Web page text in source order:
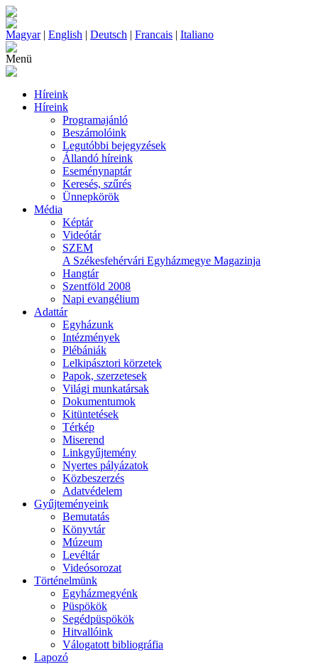
Magyar| English | Deutsch | Francais | Italiano
Menü
Híreink
Híreink
Programajánló
Beszámolóink
Legutóbbi bejegyzések
Állandó híreink
Eseménynaptár
Keresés, szűrés
Ünnepkörök
Média
Képtár
Videótár
SZEM
A Székesfehérvári Egyházmegye Magazinja
Hangtár
Szentföld 2008
Napi evangélium
Adattár
Egyházunk
Intézmények
Plébániák
Lelkipásztori körzetek
Papok, szerzetesek
Világi munkatársak
Dokumentumok
Kitüntetések
Térkép
Miserend
Linkgyűjtemény
Nyertes pályázatok
Közbeszerzés
Adatvédelem
Gyűjteményeink
Bemutatás
Könyvtár
Múzeum
Levéltár
Videósorozat
Történelmünk
Egyházmegyénk
Püspökök
Segédpüspökök
Hitvallóink
Válogatott bibliográfia
Lapozó